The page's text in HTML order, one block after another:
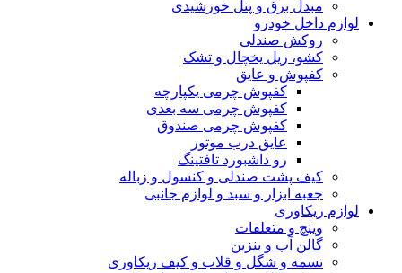
مبدل برق و پنل خورشیدی
لوازم داخل خودرو
روکش صندلی
کشو، ریل یخچال و تشک
کفپوش و عایق
کفپوش چرمی یکپارچه
کفپوش چرمی سه بعدی
کفپوش چرمی صندوق
عایق درب موتور
رو داشبورد تافتینگ
کیف پشت صندلی و کنسول و زباله
جعبه ابزار و سبد و لوازم جانبی
لوازم ریکاوری
وینچ و متعلقات
گالن آب و بنزین
تسمه و شگل و قلاب و کیف ریکاوری